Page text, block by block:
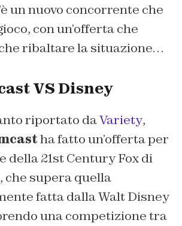
un nuovo concorrente che
con un’offerta che
ribaltare la situazione…
VS Disney
riportato daVariety,
ha fatto un’offerta per
della 21st Century Fox di
, che supera quella
fatta dalla Walt Disney
una competizione tra